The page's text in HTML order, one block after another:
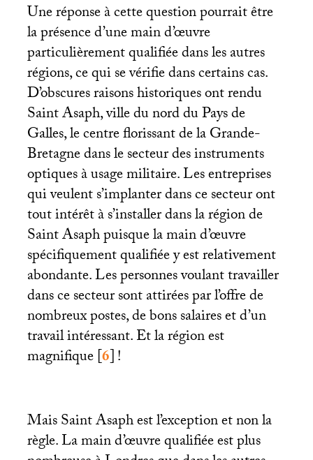
Une réponse à cette question pourrait être
la présence d’une main d’œuvre
particulièrement qualifiée dans les autres
régions, ce qui se vérifie dans certains cas.
D’obscures raisons historiques ont rendu
Saint Asaph, ville du nord du Pays de
Galles, le centre florissant de la Grande-
Bretagne dans le secteur des instruments
optiques à usage militaire. Les entreprises
qui veulent s’implanter dans ce secteur ont
tout intérêt à s’installer dans la région de
Saint Asaph puisque la main d’œuvre
spécifiquement qualifiée y est relativement
abondante. Les personnes voulant travailler
dans ce secteur sont attirées par l’offre de
nombreux postes, de bons salaires et d’un
travail intéressant. Et la région est
magnifique[6]!
Mais Saint Asaph est l’exception et non la
règle. La main d’œuvre qualifiée est plus